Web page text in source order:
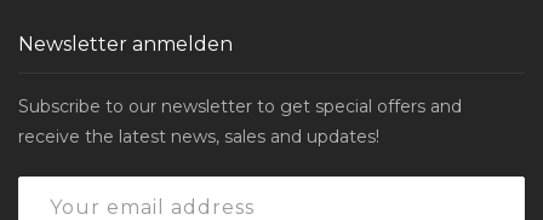
Newsletter anmelden
Subscribe to our newsletter to get special offers and
receive the latest news, sales and updates!